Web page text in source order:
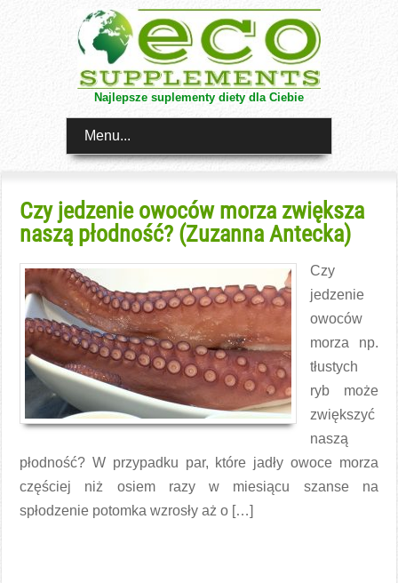
Najlepsze suplementy diety dla Ciebie
Menu...
Czy jedzenie owoców morza zwiększa
naszą płodność? (Zuzanna Antecka)
Czy
jedzenie
owoców
morza np.
tłustych
ryb może
zwiększyć
naszą
płodność? W przypadku par, które jadły owoce morza
częściej niż osiem razy w miesiącu szanse na
spłodzenie potomka wzrosły aż o […]